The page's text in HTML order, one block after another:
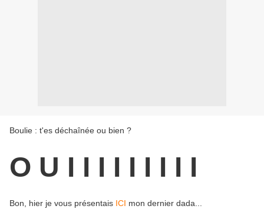
Boulie : t'es déchaînée ou bien ?
O U I I I I I I I I I
Bon, hier je vous présentais ICI mon dernier dada...